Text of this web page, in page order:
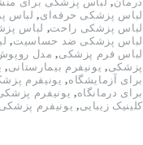
لباس پزشکی حرفه‌ای, لباس
لباس پزشکی راحت, لباس
لباس پزشکی ضد حساسیت,
لباس فرم پزشکی, مدل
پزشکی, یونیفرم بیمارستانی,
برای آزمایشگاه, یونیفرم
برای درمانگاه, یونیفرم
کلینیک زیبایی, یونیفرم